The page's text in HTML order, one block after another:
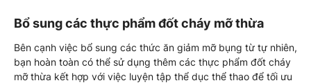
Bổ sung các thực phẩm đốt cháy mỡ thừa
Bên cạnh việc bổ sung các thức ăn giảm mỡ bụng từ tự nhiên,
bạn hoàn toàn có thể sử dụng thêm các thực phẩm đốt cháy
mỡ thừa kết hợp với việc luyện tập thể dục thể thao để tối ưu